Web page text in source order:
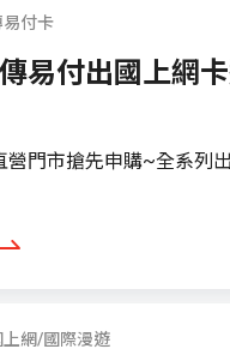
易付卡
易付出國上網
營門市搶先申購~全系列
上網/國際漫遊